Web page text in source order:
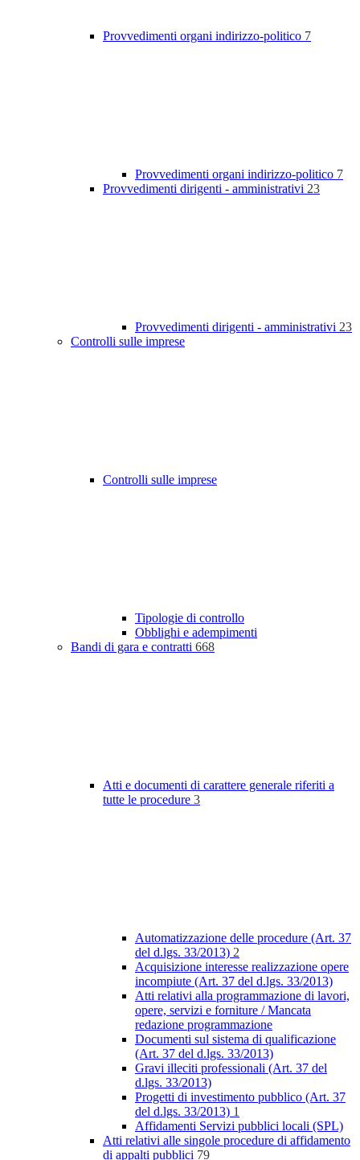
Provvedimenti organi indirizzo-politico 7
Provvedimenti organi indirizzo-politico 7
Provvedimenti dirigenti - amministrativi 23
Provvedimenti dirigenti - amministrativi 23
Controlli sulle imprese
Controlli sulle imprese
Tipologie di controllo
Obblighi e adempimenti
Bandi di gara e contratti 668
Atti e documenti di carattere generale riferiti a
tutte le procedure 3
Automatizzazione delle procedure (Art. 37
del d.lgs. 33/2013) 2
Acquisizione interesse realizzazione opere
incompiute (Art. 37 del d.lgs. 33/2013)
Atti relativi alla programmazione di lavori,
opere, servizi e forniture / Mancata
redazione programmazione
Documenti sul sistema di qualificazione
(Art. 37 del d.lgs. 33/2013)
Gravi illeciti professionali (Art. 37 del
d.lgs. 33/2013)
Progetti di investimento pubblico (Art. 37
del d.lgs. 33/2013) 1
Affidamenti Servizi pubblici locali (SPL)
Atti relativi alle singole procedure di affidamento
di appalti pubblici 79